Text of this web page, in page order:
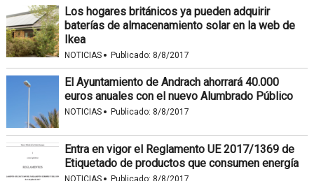
Los hogares británicos ya pueden adquirir
baterías de almacenamiento solar en la web de
Ikea
NOTICIAS · Publicado: 8/8/2017
El Ayuntamiento de Andrach ahorrará 40.000
euros anuales con el nuevo Alumbrado Público
NOTICIAS · Publicado: 8/8/2017
Entra en vigor el Reglamento UE 2017/1369 de
Etiquetado de productos que consumen energía
NOTICIAS Publicado: 8/8/2017